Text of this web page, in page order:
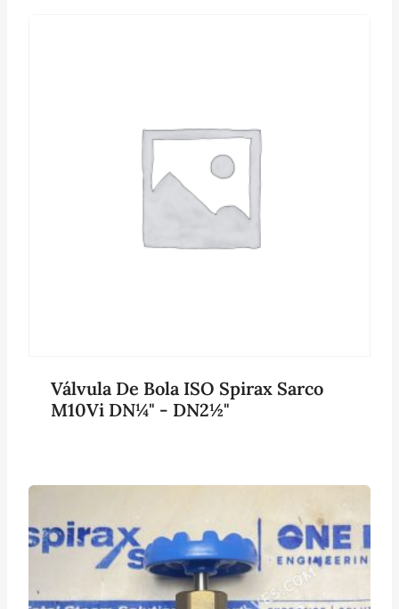
Válvula De Bola ISO Spirax Sarco
M10Vi DN¼" - DN2½"